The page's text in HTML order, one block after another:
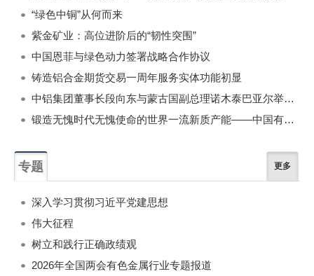
“绿色中铜”从何而来
紫金矿业：高位进阶后的“韧性突围”
中国恩菲与绿色动力签署战略合作协议
铸造铝合金期货交易一周年服务实体功能初显
中铝集团董事长段向东与蒙古国副总理诺木泰巴亚尔举行会谈
锻造无愧时代无愧使命的世界一流新质产能——中国有色金属工业的战略应对与破局之道（二）
专题 更多
深入学习贯彻习近平党建思想
伟大征程
树立和践行正确政绩观
2026年全国两会有色金属行业专题报道